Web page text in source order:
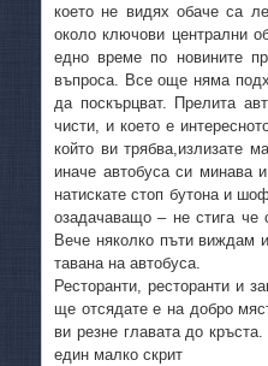
което не видях обаче са
около ключови централни
едно време по новините
въпроса. Все още няма
да поскърцват. Прелита
чисти, и което е
който ви трябва,излизате
иначе автобуса си минава
натискате стоп бутона и
озадачаващо – не стига че
Вече няколко пъти виждам
тавана на автобуса.
Ресторанти, ресторанти и
ще отсядате е на добро
ви резне главата до
един малко скрит